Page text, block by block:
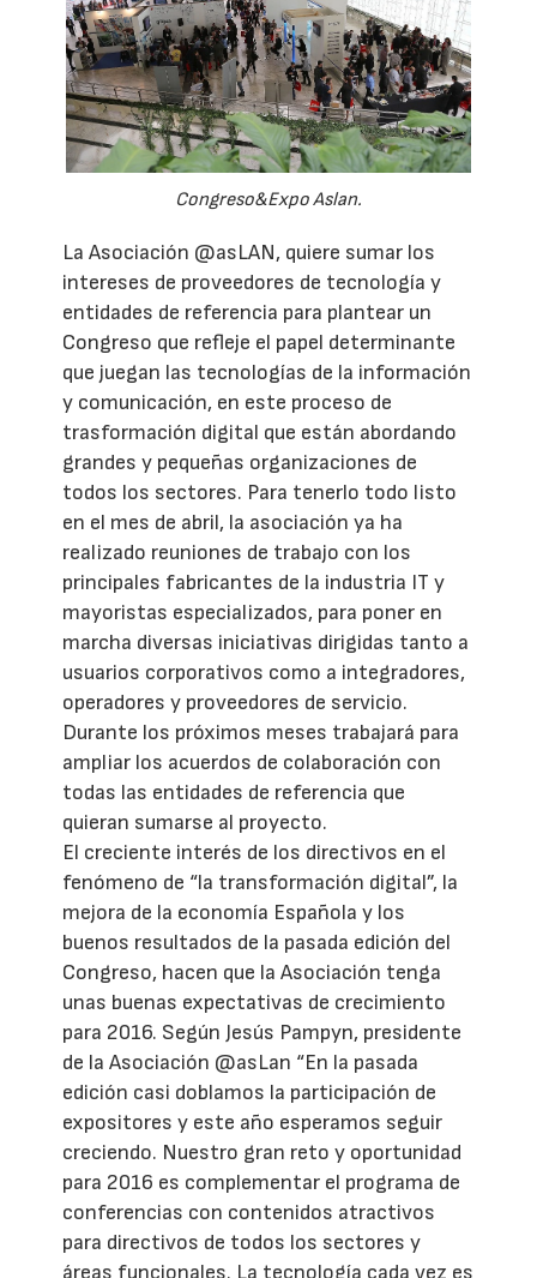
Congreso&Expo Aslan.
La Asociación @asLAN, quiere sumar los
intereses de proveedores de tecnología y
entidades de referencia para plantear un
Congreso que refleje el papel determinante
que juegan las tecnologías de la información
y comunicación, en este proceso de
trasformación digital que están abordando
grandes y pequeñas organizaciones de
todos los sectores. Para tenerlo todo listo
en el mes de abril, la asociación ya ha
realizado reuniones de trabajo con los
principales fabricantes de la industria IT y
mayoristas especializados, para poner en
marcha diversas iniciativas dirigidas tanto a
usuarios corporativos como a integradores,
operadores y proveedores de servicio.
Durante los próximos meses trabajará para
ampliar los acuerdos de colaboración con
todas las entidades de referencia que
quieran sumarse al proyecto.
El creciente interés de los directivos en el
fenómeno de “la transformación digital”, la
mejora de la economía Española y los
buenos resultados de la pasada edición del
Congreso, hacen que la Asociación tenga
unas buenas expectativas de crecimiento
para 2016. Según Jesús Pampyn, presidente
de la Asociación @asLan “En la pasada
edición casi doblamos la participación de
expositores y este año esperamos seguir
creciendo. Nuestro gran reto y oportunidad
para 2016 es complementar el programa de
conferencias con contenidos atractivos
para directivos de todos los sectores y
áreas funcionales. La tecnología cada vez es